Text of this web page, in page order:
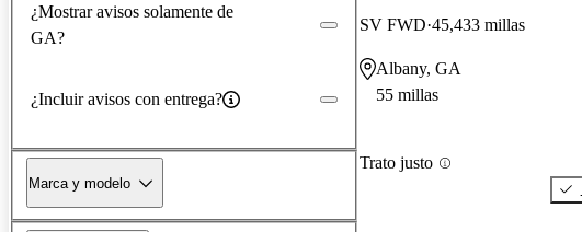
¿Mostrar avisos solamente de
GA?
¿Incluir avisos con entrega?
Marca y modelo
SV FWD 45,433 millas
Albany, GA
55 millas
Trato justo